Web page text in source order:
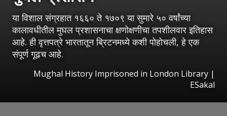
या विशाल संग्रहात १६६० ते १७०९ या सुमारे ५० वर्षांच्या
कालावधीतील मुघल प्रशासनाचा क्षणोक्षणीचा तपशीलवार इतिहास
आहे. ही वृत्तपत्रे भारतातून ब्रिटनमध्ये कशी पोहोचली, हे एक
संपूर्ण गूढच आहे.
Mughal History Imprisoned in London Library |
ESakal